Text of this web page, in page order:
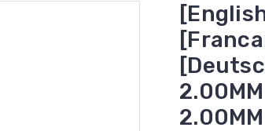
2.00MM